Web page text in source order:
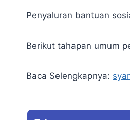
Penyaluran bantuan
Berikut tahapan umum
Baca Selengkapnya: